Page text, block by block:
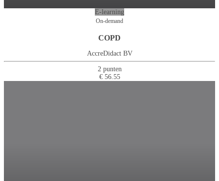
E-learning
On-demand
COPD
AccreDidact BV
2 punten
€ 56.55